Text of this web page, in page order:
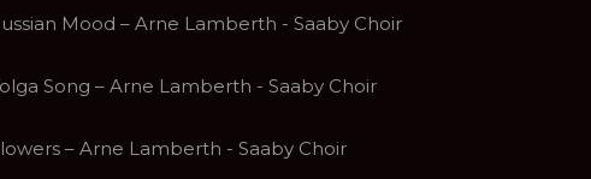
Mood – Arne Lamberth - Saaby Choir
Song – Arne Lamberth - Saaby Choir
– Arne Lamberth - Saaby Choir